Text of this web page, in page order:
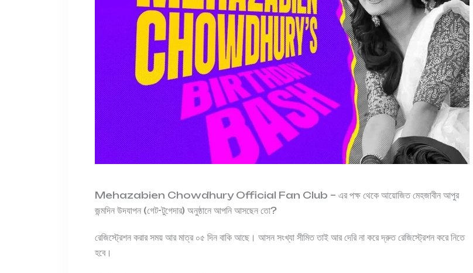
Mehazabien Chowdhury Official Fan Club – এর পক্ষ থেকে আয়োজিত মেহজাবীন আপুর
জন্মদিন উদযাপন (গেট-টুগেদার) অনুষ্ঠানে আপনি আসছেন তো?
রেজিস্ট্রেশন করার সময় আর মাত্র ০৫ দিন বাকি আছে। আসন সংখ্যা সীমিত তাই আর দেরি না করে দ্রুত রেজিস্ট্রেশন করে নিতে
হবে।